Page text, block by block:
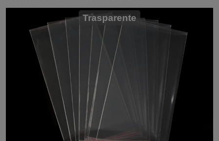
Trasparente